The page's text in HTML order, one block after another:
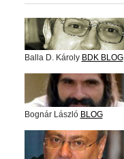
Balla D. Károly BDK BLOG
Bognár László BLOG